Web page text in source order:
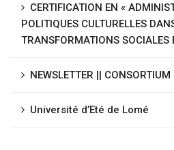
CERTIFICATION EN «
POLITIQUES CULTURELLES
TRANSFORMATIONS SOCIALES
NEWSLETTER ||
Université d’Eté de Lomé